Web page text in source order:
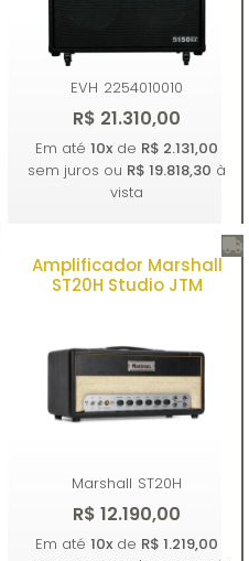
EVH 2254010010
R$ 21.310,00
Comprar
Em até 10x de R$ 2.131,00
sem juros ou R$ 19.818,30 à
vista
Amplificador Marshall
ST20H Studio JTM
Marshall ST20H
R$ 12.190,00
Em até 10x de R$ 1.219,00